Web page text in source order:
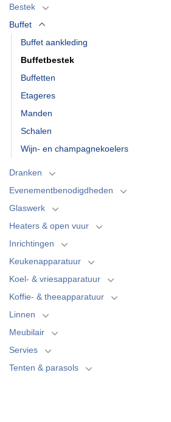
Bestek
Buffet
Buffet aankleding
Buffetbestek
Buffetten
Etageres
Manden
Schalen
Wijn- en champagnekoelers
Dranken
Evenementbenodigdheden
Glaswerk
Heaters & open vuur
Inrichtingen
Keukenapparatuur
Koel- & vriesapparatuur
Koffie- & theeapparatuur
Linnen
Meubilair
Servies
Tenten & parasols